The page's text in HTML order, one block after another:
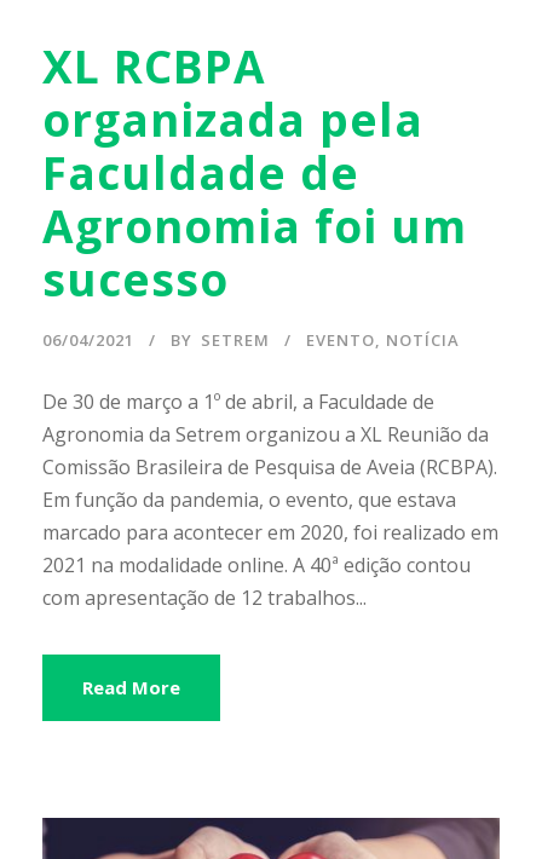
XL RCBPA
organizada pela
Faculdade de
Agronomia foi um
sucesso
06/04/2021 BY SETREM EVENTO, NOTÍCIA
De 30 de março a 1º de abril, a Faculdade de
Agronomia da Setrem organizou a XL Reunião da
Comissão Brasileira de Pesquisa de Aveia (RCBPA).
Em função da pandemia, o evento, que estava
marcado para acontecer em 2020, foi realizado em
2021 na modalidade online. A 40ª edição contou
com apresentação de 12 trabalhos...
Read More